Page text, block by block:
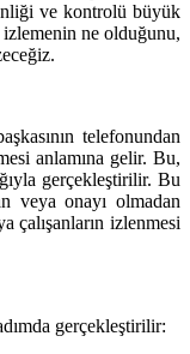
ve kontrolü büyük
izlemenin ne olduğunu,
telefonundan
anlamına gelir. Bu,
gerçekleştirilir. Bu
veya onayı olmadan
çalışanların izlenmesi
gerçekleştirilir: